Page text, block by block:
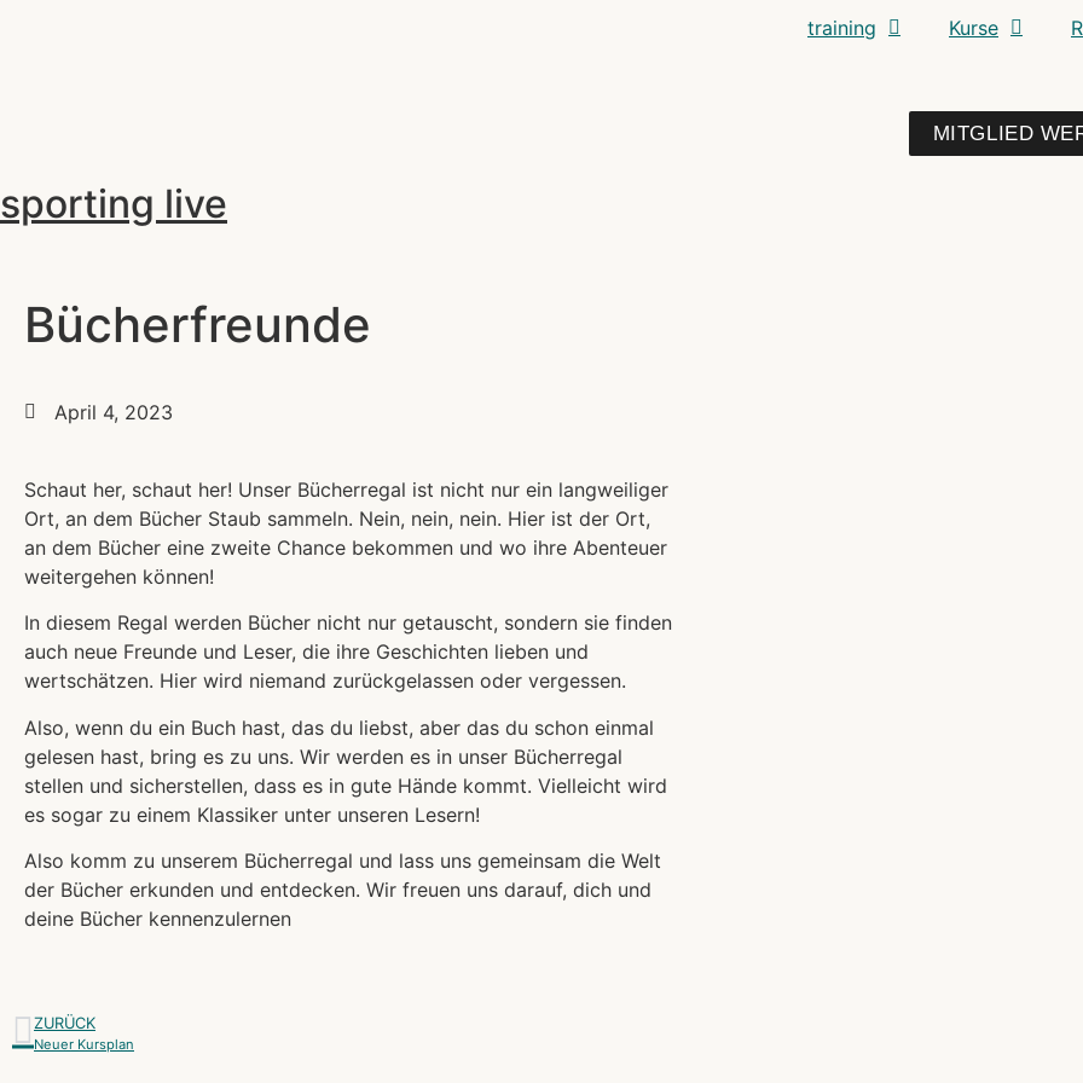
training Kurse
MITGLIED
sporting live
Bücherfreunde
April 4, 2023
Schaut her, schaut her! Unser Bücherregal ist nicht nur ein langweiliger
Ort, an dem Bücher Staub sammeln. Nein, nein, nein. Hier ist der Ort,
an dem Bücher eine zweite Chance bekommen und wo ihre Abenteuer
weitergehen können!
In diesem Regal werden Bücher nicht nur getauscht, sondern sie finden
auch neue Freunde und Leser, die ihre Geschichten lieben und
wertschätzen. Hier wird niemand zurückgelassen oder vergessen.
Also, wenn du ein Buch hast, das du liebst, aber das du schon einmal
gelesen hast, bring es zu uns. Wir werden es in unser Bücherregal
stellen und sicherstellen, dass es in gute Hände kommt. Vielleicht wird
es sogar zu einem Klassiker unter unseren Lesern!
Also komm zu unserem Bücherregal und lass uns gemeinsam die Welt
der Bücher erkunden und entdecken. Wir freuen uns darauf, dich und
deine Bücher kennenzulernen
ZURÜCK
Neuer Kursplan